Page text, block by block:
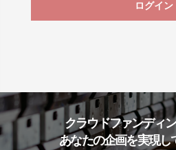
ログイン
クラウドファンディン
あなたの企画を実現し